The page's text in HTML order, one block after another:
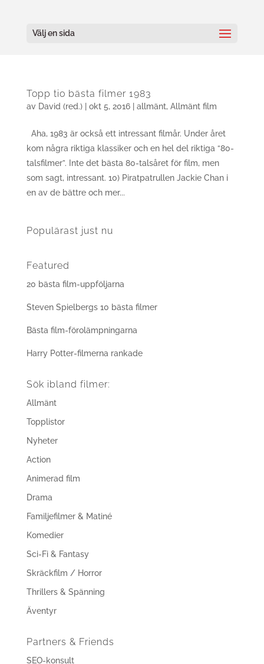
Välj en sida
Topp tio bästa filmer 1983
av David (red.)| okt 5, 2016| allmänt, Allmänt film
Aha, 1983 är också ett intressant filmår. Under året
kom några riktiga klassiker och en hel del riktiga “80-
talsfilmer”. Inte det bästa 80-talsåret för film, men
som sagt, intressant. 10) Piratpatrullen Jackie Chan i
en av de bättre och mer...
Populärast just nu
Featured
20 bästa film-uppföljarna
Steven Spielbergs 10 bästa filmer
Bästa film-förolämpningarna
Harry Potter-filmerna rankade
Sök ibland filmer:
Allmänt
Topplistor
Nyheter
Action
Animerad film
Drama
Familjefilmer & Matiné
Komedier
Sci-Fi & Fantasy
Skräckfilm / Horror
Thrillers & Spänning
Äventyr
Partners & Friends
SEO-konsult